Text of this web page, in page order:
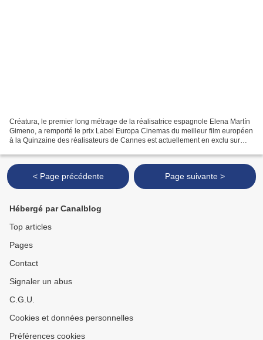
Créatura, le premier long métrage de la réalisatrice espagnole Elena Martín
Gimeno, a remporté le prix Label Europa Cinemas du meilleur film européen
à la Quinzaine des réalisateurs de Cannes est actuellement en exclu sur
< Page précédente Page suivante >
Hébergé par Canalblog
Top articles
Pages
Contact
Signaler un abus
C.G.U.
Cookies et données personnelles
Préférences cookies